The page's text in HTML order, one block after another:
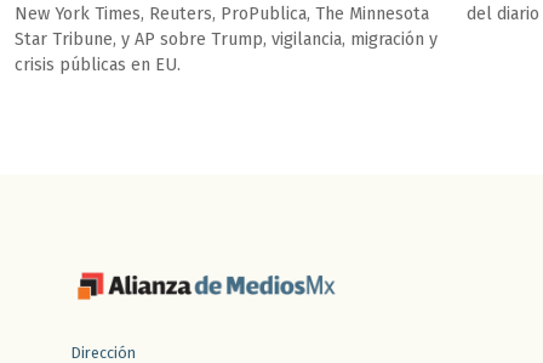
New York Times, Reuters, ProPublica, The Minnesota
Star Tribune, y AP sobre Trump, vigilancia, migración y
crisis públicas en EU.
del diario
Dirección